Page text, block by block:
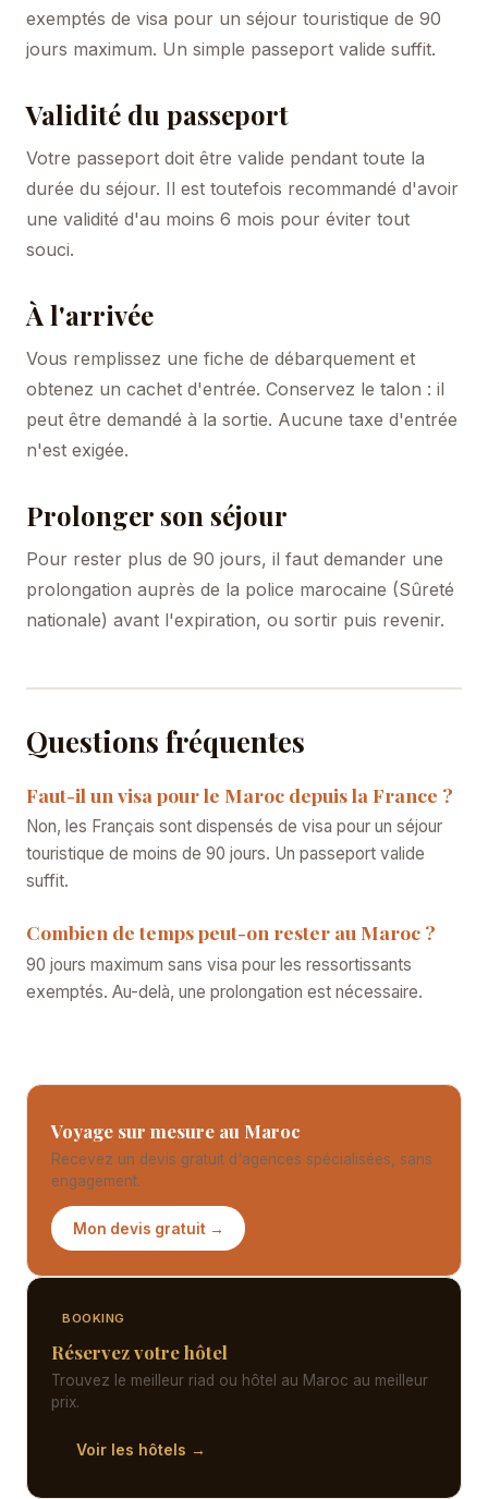
exemptés de visa pour un séjour touristique de 90
jours maximum. Un simple passeport valide suffit.
Validité du passeport
Votre passeport doit être valide pendant toute la
durée du séjour. Il est toutefois recommandé d'avoir
une validité d'au moins 6 mois pour éviter tout
souci.
À l'arrivée
Vous remplissez une fiche de débarquement et
obtenez un cachet d'entrée. Conservez le talon : il
peut être demandé à la sortie. Aucune taxe d'entrée
n'est exigée.
Prolonger son séjour
Pour rester plus de 90 jours, il faut demander une
prolongation auprès de la police marocaine (Sûreté
nationale) avant l'expiration, ou sortir puis revenir.
Questions fréquentes
Faut-il un visa pour le Maroc depuis la France ?
Non, les Français sont dispensés de visa pour un séjour
touristique de moins de 90 jours. Un passeport valide
suffit.
Combien de temps peut-on rester au Maroc ?
90 jours maximum sans visa pour les ressortissants
exemptés. Au-delà, une prolongation est nécessaire.
Voyage sur mesure au Maroc
Recevez un devis gratuit d'agences spécialisées, sans
engagement.
Mon devis gratuit →
BOOKING
Réservez votre hôtel
Trouvez le meilleur riad ou hôtel au Maroc au meilleur
prix.
Voir les hôtels →